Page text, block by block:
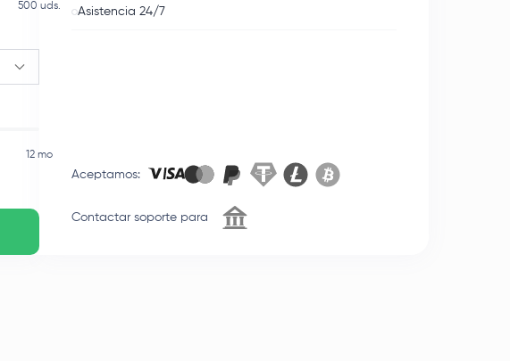
500 uds.
12 mo
Asistencia 24/7
Aceptamos:
Contactar soporte para